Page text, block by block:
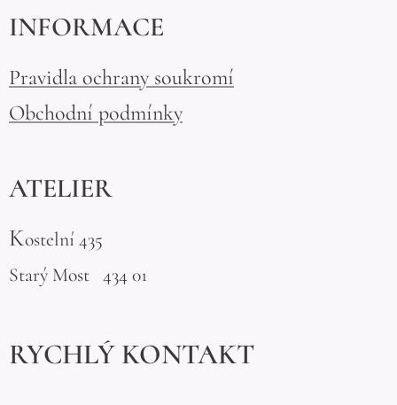
INFORMACE
Pravidla ochrany soukromí
Obchodní podmínky
ATELIER
Kostelní 435
Starý Most 434 01
RYCHLÝ KONTAKT